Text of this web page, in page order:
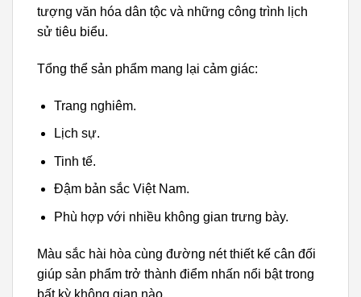
tượng văn hóa dân tộc và những công trình lịch
sử tiêu biểu.
Tổng thể sản phẩm mang lại cảm giác:
Trang nghiêm.
Lịch sự.
Tinh tế.
Đậm bản sắc Việt Nam.
Phù hợp với nhiều không gian trưng bày.
Màu sắc hài hòa cùng đường nét thiết kế cân đối
giúp sản phẩm trở thành điểm nhấn nổi bật trong
bất kỳ không gian nào.